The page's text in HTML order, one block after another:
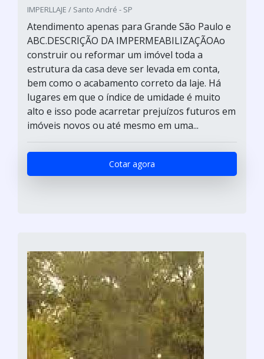
IMPERLLAJE / Santo André - SP
Atendimento apenas para Grande São Paulo e
ABC.DESCRIÇÃO DA IMPERMEABILIZAÇÃOAo
construir ou reformar um imóvel toda a
estrutura da casa deve ser levada em conta,
bem como o acabamento correto da laje. Há
lugares em que o índice de umidade é muito
alto e isso pode acarretar prejuízos futuros em
imóveis novos ou até mesmo em uma...
Cotar agora